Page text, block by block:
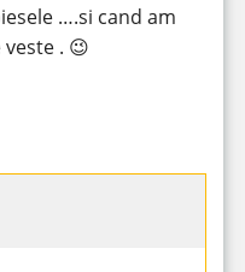
….si cand am
. 😉